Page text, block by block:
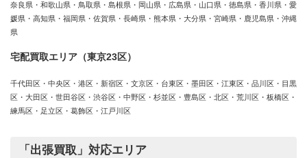
奈良県・和歌山県・鳥取県・島根県・岡山県・広島県・山口県・徳島県・香川県・愛
媛県・高知県・福岡県・佐賀県・長崎県・熊本県・大分県・宮崎県・鹿児島県・沖縄
県
宅配買取エリア（東京23区）
千代田区・中央区・港区・新宿区・文京区・台東区・墨田区・江東区・品川区・目黒
区・大田区・世田谷区・渋谷区・中野区・杉並区・豊島区・北区・荒川区・板橋区・
練馬区・足立区・葛飾区・江戸川区
「出張買取」対応エリア